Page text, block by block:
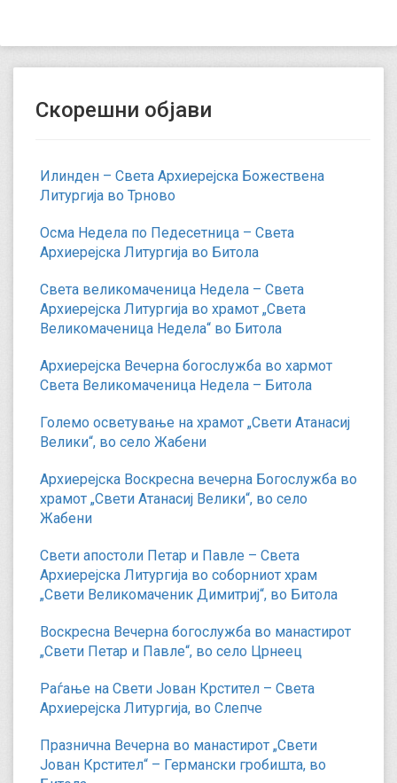
Скорешни објави
Илинден – Света Архиерејска Божествена
Литургија во Трново
Осма Недела по Педесетница – Света
Архиерејска Литургија во Битола
Света великомаченица Недела – Света
Архиерејска Литургија во храмот „Света
Великомаченица Недела“ во Битола
Архиерејска Вечерна богослужба во хармот
Света Великомаченица Недела – Битола
Големо осветување на храмот „Свети Атанасиј
Велики“, во село Жабени
Архиерејска Воскресна вечерна Богослужба во
храмот „Свети Атанасиј Велики“, во село
Жабени
Свети апостоли Петар и Павле – Света
Архиерејска Литургија во соборниот храм
„Свети Великомаченик Димитриј“, во Битола
Воскресна Вечерна богослужба во манастирот
„Свети Петар и Павле“, во село Црнеец
Раѓање на Свети Јован Крстител – Света
Архиерејска Литургија, во Слепче
Празнична Вечерна во манастирот „Свети
Јован Крстител“ – Германски гробишта, во